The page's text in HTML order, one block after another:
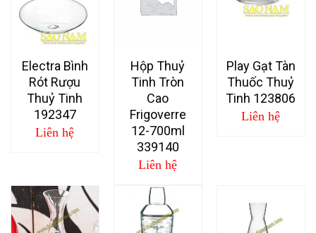
Electra Bình
Rót Rượu
Thuỷ Tinh
192347
Liên hệ
Hộp Thuỷ
Tinh Tròn
Cao
Frigoverre
12-700ml
339140
Liên hệ
Play Gạt Tàn
Thuốc Thuỷ
Tinh 123806
Liên hệ